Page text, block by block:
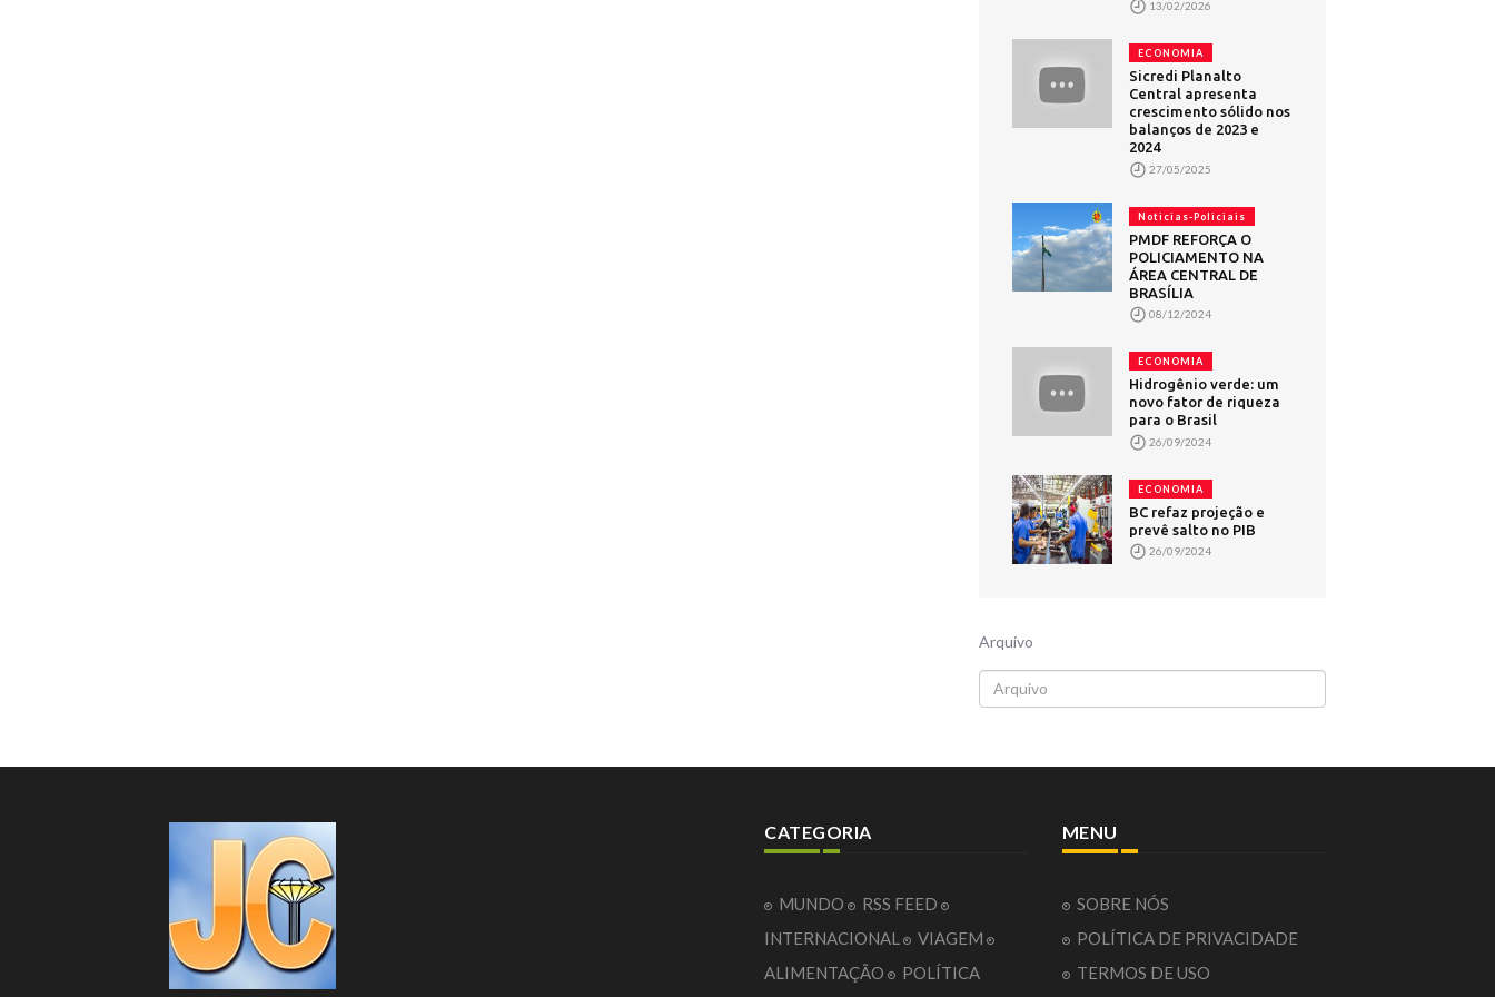
13/02/2026
ECONOMIA
Sicredi Planalto
Central apresenta
crescimento sólido nos
balanços de 2023 e
2024
27/05/2025
Noticias-Policiais
PMDF REFORÇA O
POLICIAMENTO NA
ÁREA CENTRAL DE
BRASÍLIA
08/12/2024
ECONOMIA
Hidrogênio verde: um
novo fator de riqueza
para o Brasil
26/09/2024
ECONOMIA
BC refaz projeção e
prevê salto no PIB
26/09/2024
Arquivo
CATEGORIA
MUNDO
RSS FEED
INTERNACIONAL
VIAGEM
ALIMENTAÇÃO
POLÍTICA
MENU
SOBRE NÓS
POLÍTICA DE PRIVACIDADE
TERMOS DE USO